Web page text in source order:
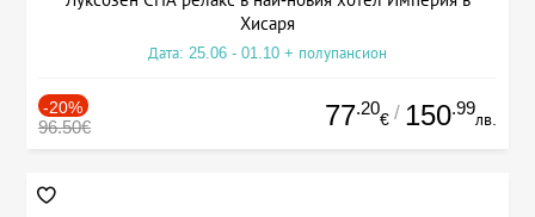
Хисаря
Дата: 25.06 - 01.10 + полупансион
-20%
96.50€ 77.20
€ / 150.99
лв.